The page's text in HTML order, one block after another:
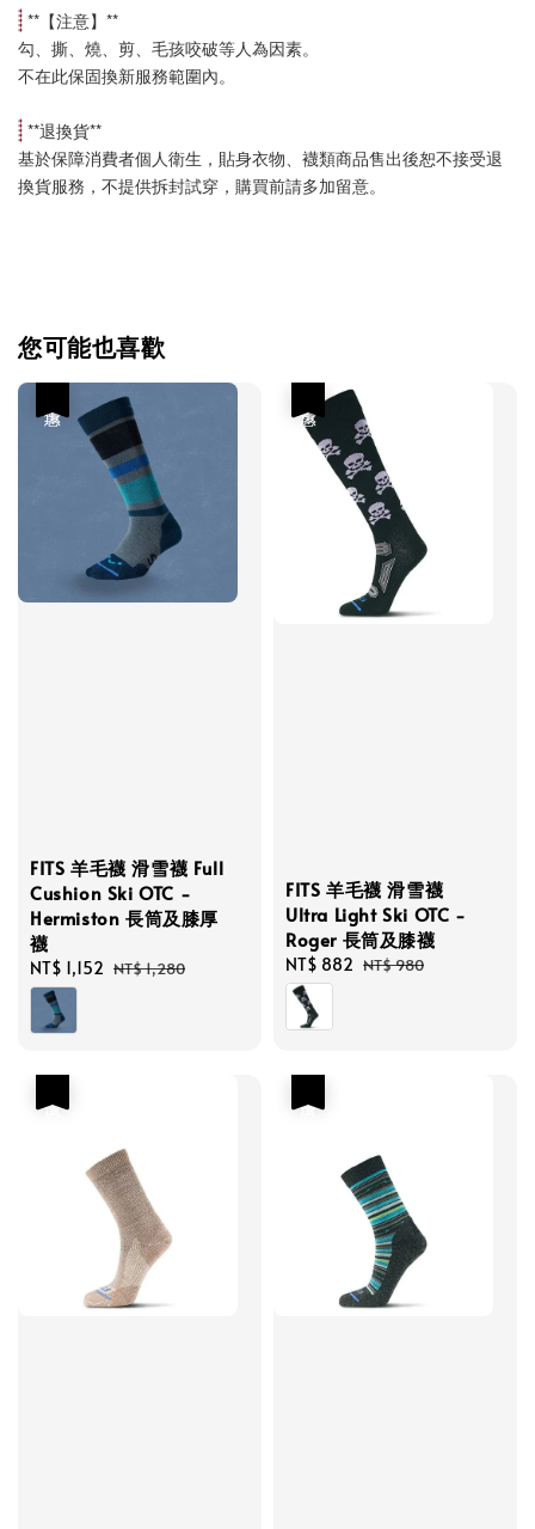
**【注意】**
勾、撕、燒、剪、毛孩咬破等人為因素。
不在此保固換新服務範圍內。
**退換貨**
基於保障消費者個人衛生，貼身衣物、襪類商品售出後恕不接受退
換貨服務，不提供拆封試穿，購買前請多加留意。
您可能也喜歡
FITS 羊毛襪 滑雪襪 Full
Cushion Ski OTC -
Hermiston 長筒及膝厚
襪
Sale
price
NT$ 1,152 Regular
NT$ 1,280
FITS 羊毛襪 滑雪襪
Ultra Light Ski OTC -
Roger 長筒及膝襪
Sale
price
NT$ 882 Regular
NT$ 980